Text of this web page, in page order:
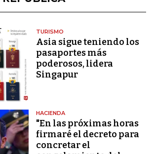
TURISMO
Asia sigue teniendo los
pasaportes más
poderosos, lidera
Singapur
HACIENDA
"En las próximas horas
firmaré el decreto para
concretar el